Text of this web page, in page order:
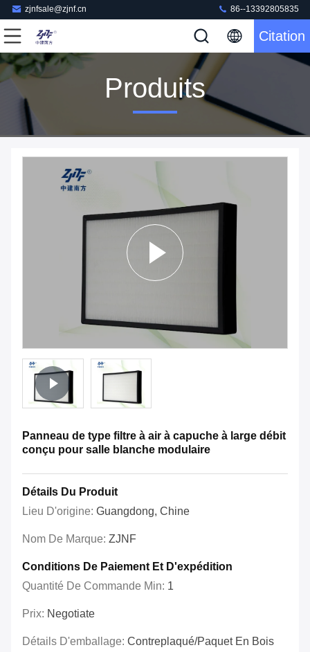
zjnfsale@zjnf.cn 86--13392805835
Citation
Produits
Panneau de type filtre à air à capuche à large débit
conçu pour salle blanche modulaire
Détails Du Produit
Lieu D'origine: Guangdong, Chine
Nom De Marque: ZJNF
Conditions De Paiement Et D'expédition
Quantité De Commande Min: 1
Prix: Negotiate
Détails D'emballage: Contreplaqué/paquet En Bois